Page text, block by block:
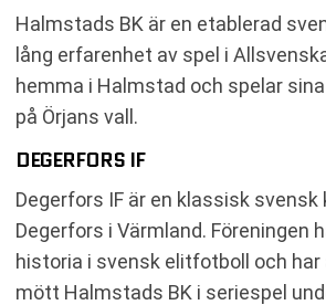
Halmstads BK är en etablerad
lång erfarenhet av spel i
hemma i Halmstad och spelar
på Örjans vall.
DEGERFORS IF
Degerfors IF är en klassisk svensk
Degerfors i Värmland. Föreningen
historia i svensk elitfotboll och
mött Halmstads BK i seriespel